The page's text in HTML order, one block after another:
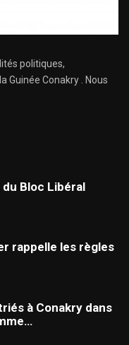
politiques,
Guinée Conakry . Nous
Bloc Libéral
rappelle les règles
à Conakry dans